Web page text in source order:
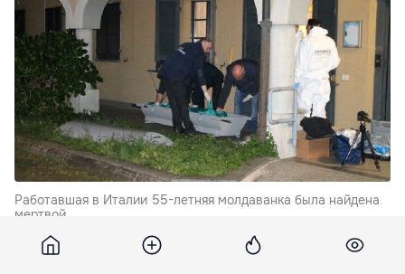
Работавшая в Италии 55-летняя молдаванка была найдена
мертвой.